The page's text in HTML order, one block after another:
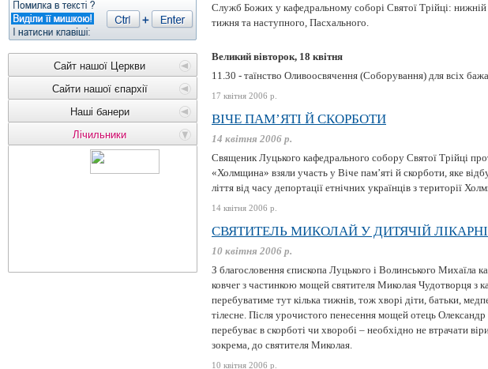
Сайт нашої Церкви
Сайти нашої єпархії
Наші банери
Лічильники
Служб Божих у кафедральному соборі Святої Трійці:
тижня та наступного, Пасхального.
Великий вівторок, 18 квітня
11.30 - таїнство Оливоосвячення (Соборування) для всіх
17 квітня 2006 р.
ВІЧЕ ПАМ’ЯТІ Й СКОРБОТИ
14 квітня 2006 р.
Священик Луцького кафедрального собору Святої Трійці
«Холмщина» взяли участь у Віче пам’яті й скорботи, яке
ліття від часу депортації етнічних українців з території
14 квітня 2006 р.
СВЯТИТЕЛЬ МИКОЛАЙ У ДИТЯЧІЙ ЛІКАРНІ
10 квітня 2006 р.
З благословення єпископа Луцького і Волинського Михаїла
ковчег з частинкою мощей святителя Миколая Чудотворця з
перебуватиме тут кілька тижнів, тож хворі діти, батьки,
тілесне. Після урочистого пенесення мощей отець
перебуває в скорботі чи хворобі – необхідно не втрачати
зокрема, до святителя Миколая.
10 квітня 2006 р.